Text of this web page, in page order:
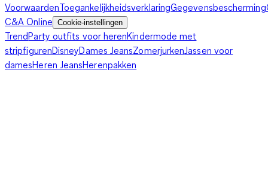
VoorwaardenToegankelijkheidsverklaringGegevensbescherming
C&A Online Cookie-instellingen
TrendParty outfits voor herenKindermode met
stripfigurenDisneyDames JeansZomerjurkenJassen voor
damesHeren JeansHerenpakken